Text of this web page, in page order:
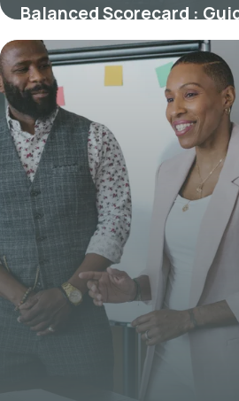
Balanced Scorecard :
6 juillet 2026